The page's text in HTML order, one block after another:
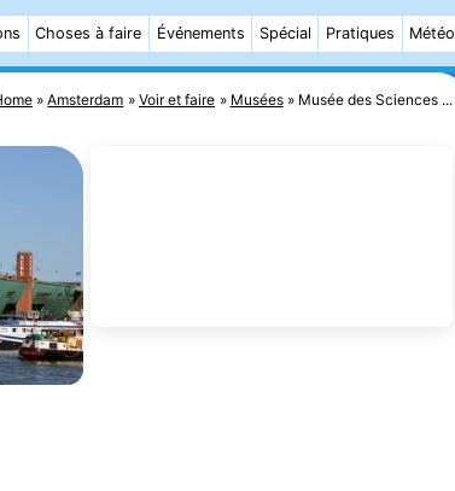
Choses à faire Événements Spécial Pratiques Météo
Amsterdam Voir et faire Musées Musée des Sciences ...